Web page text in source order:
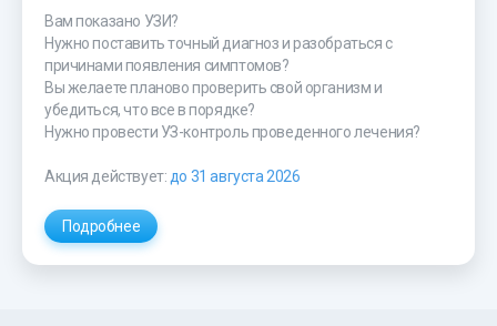
Вам показано УЗИ?
Нужно поставить точный диагноз и разобраться с
причинами появления симптомов?
Вы желаете планово проверить свой организм и
убедиться, что все в порядке?
Нужно провести УЗ-контроль проведенного лечения?
Акция действует:до 31 августа 2026
Подробнее